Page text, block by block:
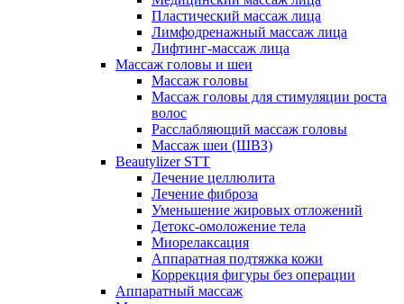
Пластический массаж лица
Лимфодренажный массаж лица
Лифтинг-массаж лица
Массаж головы и шеи
Массаж головы
Массаж головы для стимуляции роста
волос
Расслабляющий массаж головы
Массаж шеи (ШВЗ)
Beautylizer STT
Лечение целлюлита
Лечение фиброза
Уменьшение жировых отложений
Детокс-омоложение тела
Миорелаксация
Аппаратная подтяжка кожи
Коррекция фигуры без операции
Аппаратный массаж